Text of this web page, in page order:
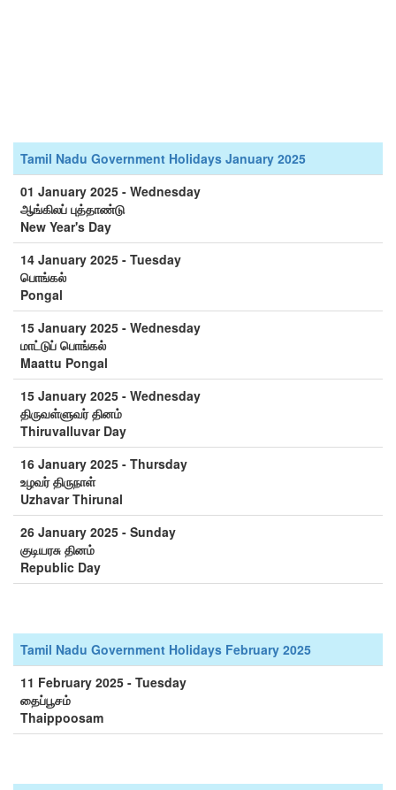
Tamil Nadu Government Holidays January 2025
01 January 2025 - Wednesday
ஆங்கிலப் புத்தாண்டு
New Year's Day
14 January 2025 - Tuesday
பொங்கல்
Pongal
15 January 2025 - Wednesday
மாட்டுப் பொங்கல்
Maattu Pongal
15 January 2025 - Wednesday
திருவள்ளுவர் தினம்
Thiruvalluvar Day
16 January 2025 - Thursday
உழவர் திருநாள்
Uzhavar Thirunal
26 January 2025 - Sunday
குடியரசு தினம்
Republic Day
Tamil Nadu Government Holidays February 2025
11 February 2025 - Tuesday
தைப்பூசம்
Thaippoosam